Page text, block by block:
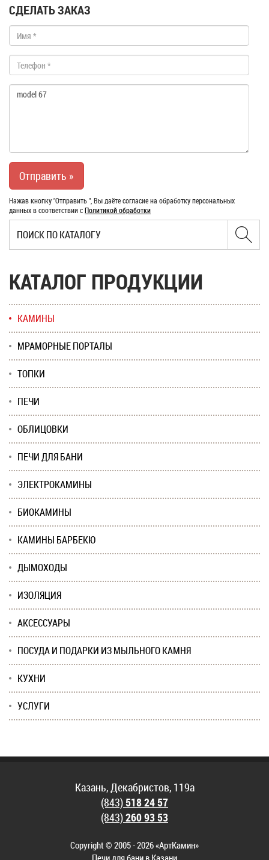
СДЕЛАТЬ ЗАКАЗ
Нажав кнопку "Отправить ", Вы даёте согласие на обработку персональных
данных в соответствии сПолитикой обработки
КАТАЛОГ ПРОДУКЦИИ
КАМИНЫ
МРАМОРНЫЕ ПОРТАЛЫ
ТОПКИ
ПЕЧИ
ОБЛИЦОВКИ
ПЕЧИ ДЛЯ БАНИ
ЭЛЕКТРОКАМИНЫ
БИОКАМИНЫ
КАМИНЫ БАРБЕКЮ
ДЫМОХОДЫ
ИЗОЛЯЦИЯ
АКСЕССУАРЫ
ПОСУДА И ПОДАРКИ ИЗ МЫЛЬНОГО КАМНЯ
КУХНИ
УСЛУГИ
Казань, Декабристов, 119а
(843)518 24 57
(843)260 93 53
Copyright © 2005 - 2026 «АртКамин»
Печи для бани в Казани